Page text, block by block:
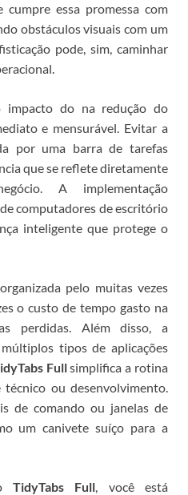
essa promessa com
obstáculos visuais com um
pode, sim, caminhar
impacto dona redução do
e mensurável. Evitar a
por uma barra de tarefas
que se reflete diretamente
A implementação
computadores de escritório
inteligente que protege o
pelo muitas vezes
o custo de tempo gasto na
perdidas. Além disso, a
tipos de aplicações
Fullsimplifica a rotina
ou desenvolvimento.
de comando ou janelas de
um canivete suíço para a
TidyTabs Full, você está